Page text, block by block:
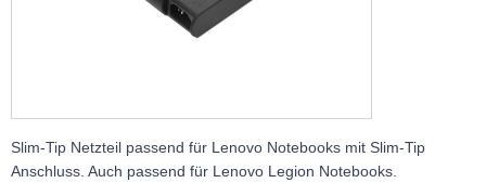
Slim-Tip Netzteil passend für Lenovo Notebooks mit Slim-Tip
Anschluss. Auch passend für Lenovo Legion Notebooks.